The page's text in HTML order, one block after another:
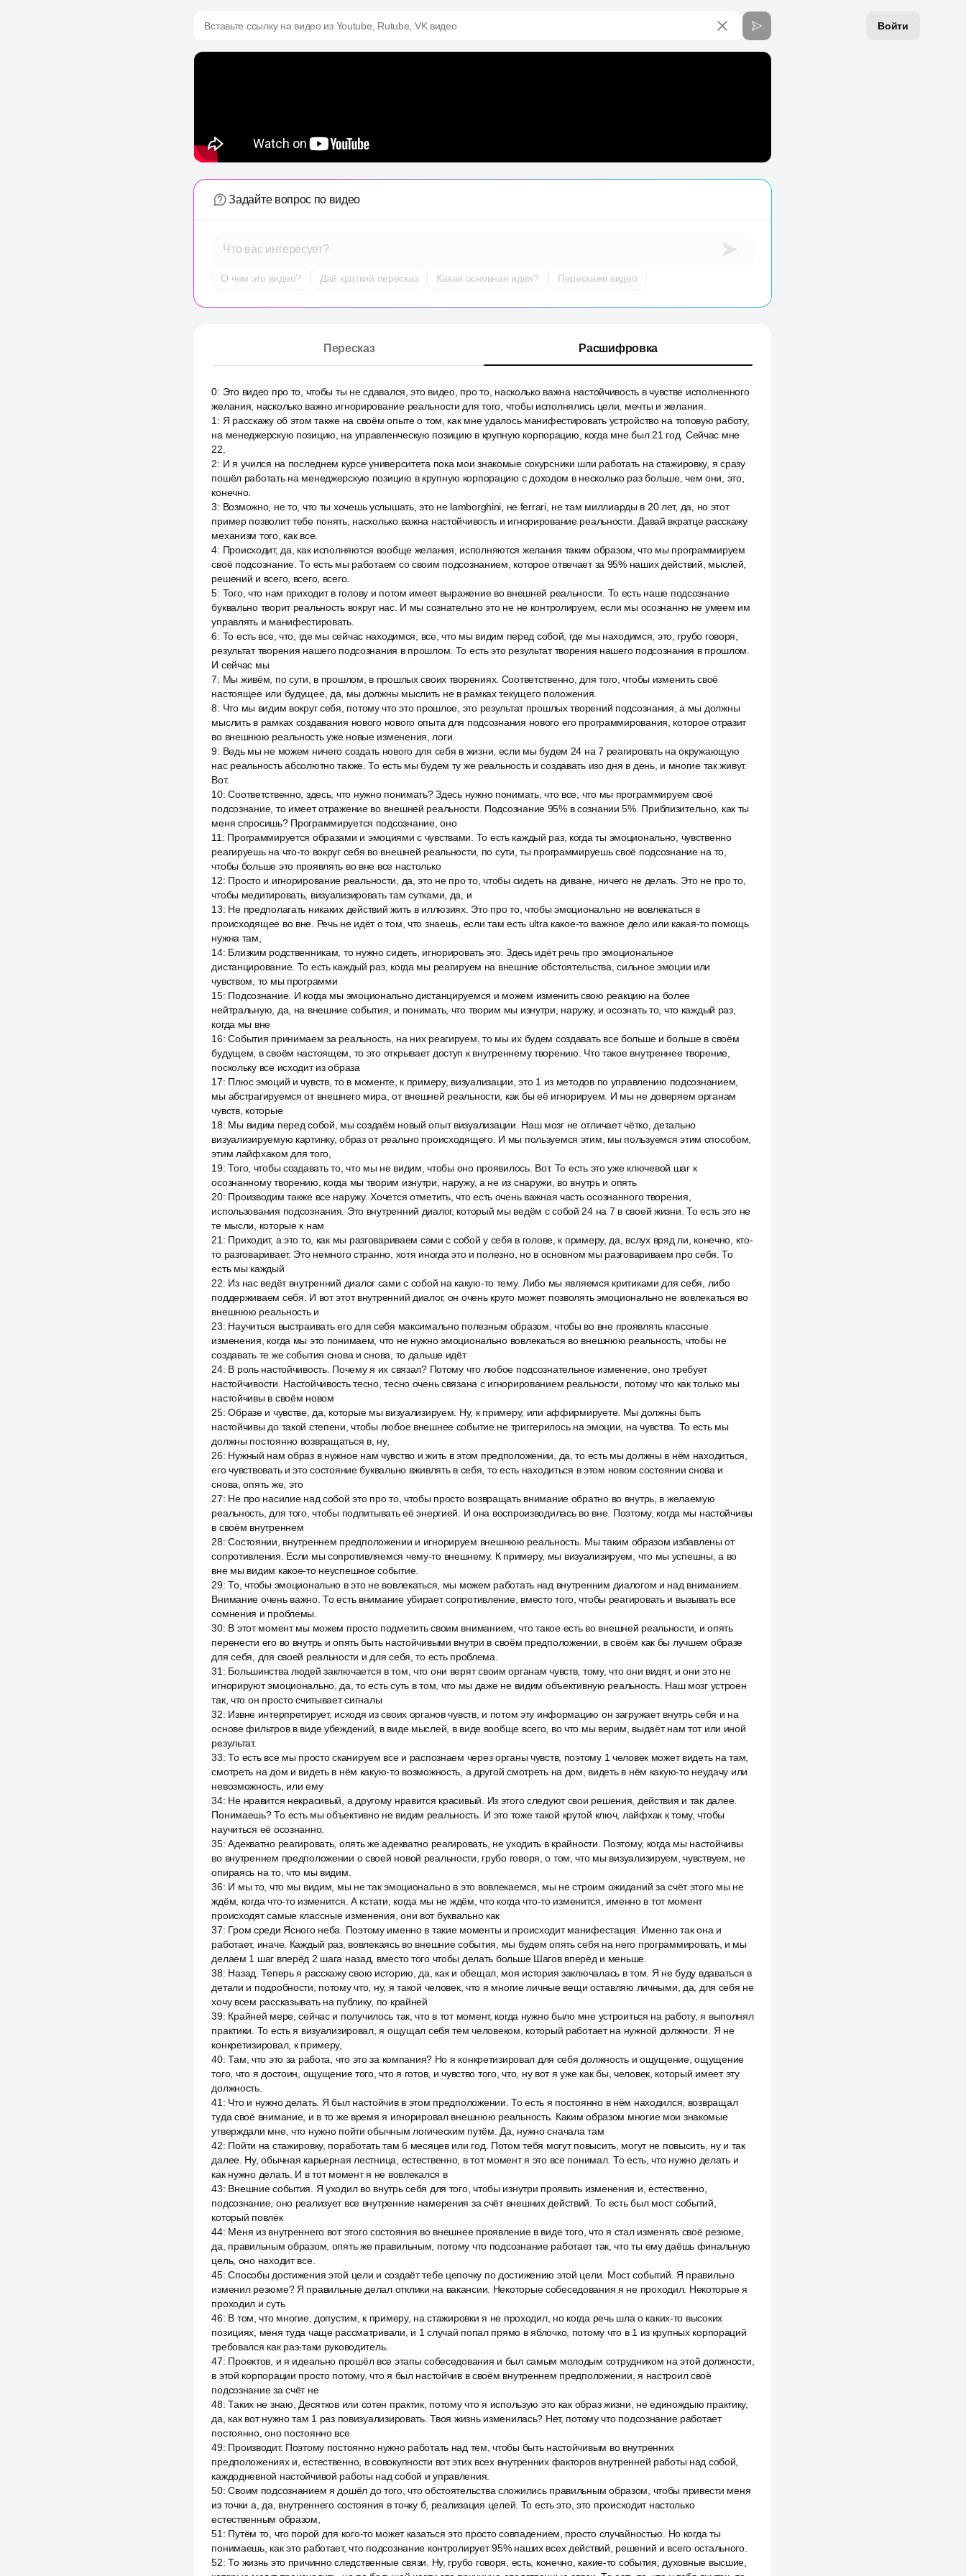
Войти
Вставьте ссылку на видео из Youtube, Rutube, VK видео
Задайте вопрос по видео
Что вас интересует?
О чем это видео? Дай краткий пересказ Какая основная идея? Перескажи видео
Пересказ Расшифровка
0: Это видео про то, чтобы ты не сдавался, это видео, про то, насколько важна настойчивость в чувстве исполненного
желания, насколько важно игнорирование реальности для того, чтобы исполнялись цели, мечты и желания.
1 : Я расскажу об этом также на своём опыте о том, как мне удалось манифестировать устройство на топовую работу,
на менеджерскую позицию, на управленческую позицию в крупную корпорацию, когда мне был 21 год. Сейчас мне
22.
2: И я учился на последнем курсе университета пока мои знакомые сокурсники шли работать на стажировку, я сразу
пошёл работать на менеджерскую позицию в крупную корпорацию с доходом в несколько раз больше, чем они, это,
конечно.
3: Возможно, не то, что ты хочешь услышать, это не lamborghini, не ferrari, не там миллиарды в 20 лет, да, но этот
пример позволит тебе понять, насколько важна настойчивость и игнорирование реальности. Давай вкратце расскажу
механизм того, как все.
4: Происходит, да, как исполняются вообще желания, исполняются желания таким образом, что мы программируем
своё подсознание. То есть мы работаем со своим подсознанием, которое отвечает за 95% наших действий, мыслей,
решений и всего, всего, всего.
5: Того, что нам приходит в голову и потом имеет выражение во внешней реальности. То есть наше подсознание
буквально творит реальность вокруг нас. И мы сознательно это не не контролируем, если мы осознанно не умеем им
управлять и манифестировать.
6: То есть все, что, где мы сейчас находимся, все, что мы видим перед собой, где мы находимся, это, грубо говоря,
результат творения нашего подсознания в прошлом. То есть это результат творения нашего подсознания в прошлом.
И сейчас мы
7: Мы живём, по сути, в прошлом, в прошлых своих творениях. Соответственно, для того, чтобы изменить своё
настоящее или будущее, да, мы должны мыслить не в рамках текущего положения.
8: Что мы видим вокруг себя, потому что это прошлое, это результат прошлых творений подсознания, а мы должны
мыслить в рамках создавания нового нового опыта для подсознания нового его программирования, которое отразит
во внешнюю реальность уже новые изменения, логи.
9: Ведь мы не можем ничего создать нового для себя в жизни, если мы будем 24 на 7 реагировать на окружающую
нас реальность абсолютно также. То есть мы будем ту же реальность и создавать изо дня в день, и многие так живут.
Вот.
10:Соответственно, здесь, что нужно понимать? Здесь нужно понимать, что все, что мы программируем своё
подсознание, то имеет отражение во внешней реальности. Подсознание 95% в сознании 5%. Приблизительно, как ты
меня спросишь? Программируется подсознание, оно
11 : Программируется образами и эмоциями с чувствами. То есть каждый раз, когда ты эмоционально, чувственно
реагируешь на что-то вокруг себя во внешней реальности, по сути, ты программируешь своё подсознание на то,
чтобы больше это проявлять во вне все настолько
12: Просто и игнорирование реальности, да, это не про то, чтобы сидеть на диване, ничего не делать. Это не про то,
чтобы медитировать, визуализировать там сутками, да, и
13: Не предполагать никаких действий жить в иллюзиях. Это про то, чтобы эмоционально не вовлекаться в
происходящее во вне. Речь не идёт о том, что знаешь, если там есть ultra какое-то важное дело или какая-то помощь
нужна там,
14: Близким родственникам, то нужно сидеть, игнорировать это. Здесь идёт речь про эмоциональное
дистанцирование. То есть каждый раз, когда мы реагируем на внешние обстоятельства, сильное эмоции или
чувством, то мы программи
15: Подсознание. И когда мы эмоционально дистанцируемся и можем изменить свою реакцию на более
нейтральную, да, на внешние события, и понимать, что творим мы изнутри, наружу, и осознать то, что каждый раз,
когда мы вне
16:События принимаем за реальность, на них реагируем, то мы их будем создавать все больше и больше в своём
будущем, в своём настоящем, то это открывает доступ к внутреннему творению. Что такое внутреннее творение,
поскольку все исходит из образа
17: Плюс эмоций и чувств, то в моменте, к примеру, визуализации, это 1 из методов по управлению подсознанием,
мы абстрагируемся от внешнего мира, от внешней реальности, как бы её игнорируем. И мы не доверяем органам
чувств, которые
18: Мы видим перед собой, мы создаём новый опыт визуализации. Наш мозг не отличает чётко, детально
визуализируемую картинку, образ от реально происходящего. И мы пользуемся этим, мы пользуемся этим способом,
этим лайфхаком для того,
19:Того, чтобы создавать то, что мы не видим, чтобы оно проявилось. Вот. То есть это уже ключевой шаг к
осознанному творению, когда мы творим изнутри, наружу, а не из снаружи, во внутрь и опять
20: Производим также все наружу. Хочется отметить, что есть очень важная часть осознанного творения,
использования подсознания. Это внутренний диалог, который мы ведём с собой 24 на 7 в своей жизни. То есть это не
те мысли, которые к нам
21 : Приходит, а это то, как мы разговариваем сами с собой у себя в голове, к примеру, да, вслух вряд ли, конечно, кто-
то разговаривает. Это немного странно, хотя иногда это и полезно, но в основном мы разговариваем про себя. То
есть мы каждый
22: Из нас ведёт внутренний диалог сами с собой на какую-то тему. Либо мы являемся критиками для себя, либо
поддерживаем себя. И вот этот внутренний диалог, он очень круто может позволять эмоционально не вовлекаться во
внешнюю реальность и
23: Научиться выстраивать его для себя максимально полезным образом, чтобы во вне проявлять классные
изменения, когда мы это понимаем, что не нужно эмоционально вовлекаться во внешнюю реальность, чтобы не
создавать те же события снова и снова, то дальше идёт
24: В роль настойчивость. Почему я их связал? Потому что любое подсознательное изменение, оно требует
настойчивости. Настойчивость тесно, тесно очень связана с игнорированием реальности, потому что как только мы
настойчивы в своём новом
25:Образе и чувстве, да, которые мы визуализируем. Ну, к примеру, или аффирмируете. Мы должны быть
настойчивы до такой степени, чтобы любое внешнее событие не триггерилось на эмоции, на чувства. То есть мы
должны постоянно возвращаться в, ну,
26: Нужный нам образ в нужное нам чувство и жить в этом предположении, да, то есть мы должны в нём находиться,
его чувствовать и это состояние буквально вживлять в себя, то есть находиться в этом новом состоянии снова и
снова, опять же, это
27: Не про насилие над собой это про то, чтобы просто возвращать внимание обратно во внутрь, в желаемую
реальность, для того, чтобы подпитывать её энергией. И она воспроизводилась во вне. Поэтому, когда мы настойчивы
в своём внутреннем
28:Состоянии, внутреннем предположении и игнорируем внешнюю реальность. Мы таким образом избавлены от
сопротивления. Если мы сопротивляемся чему-то внешнему. К примеру, мы визуализируем, что мы успешны, а во
вне мы видим какое-то неуспешное событие.
29:То, чтобы эмоционально в это не вовлекаться, мы можем работать над внутренним диалогом и над вниманием.
Внимание очень важно. То есть внимание убирает сопротивление, вместо того, чтобы реагировать и вызывать все
сомнения и проблемы.
30: В этот момент мы можем просто подметить своим вниманием, что такое есть во внешней реальности, и опять
перенести его во внутрь и опять быть настойчивыми внутри в своём предположении, в своём как бы лучшем образе
для себя, для своей реальности и для себя, то есть проблема.
31 : Большинства людей заключается в том, что они верят своим органам чувств, тому, что они видят, и они это не
игнорируют эмоционально, да, то есть суть в том, что мы даже не видим объективную реальность. Наш мозг устроен
так, что он просто считывает сигналы
32: Извне интерпретирует, исходя из своих органов чувств, и потом эту информацию он загружает внутрь себя и на
основе фильтров в виде убеждений, в виде мыслей, в виде вообще всего, во что мы верим, выдаёт нам тот или иной
результат.
33:То есть все мы просто сканируем все и распознаем через органы чувств, поэтому 1 человек может видеть на там,
смотреть на дом и видеть в нём какую-то возможность, а другой смотреть на дом, видеть в нём какую-то неудачу или
невозможность, или ему
34: Не нравится некрасивый, а другому нравится красивый. Из этого следуют свои решения, действия и так далее.
Понимаешь? То есть мы объективно не видим реальность. И это тоже такой крутой ключ, лайфхак к тому, чтобы
научиться её осознанно.
35:Адекватно реагировать, опять же адекватно реагировать, не уходить в крайности. Поэтому, когда мы настойчивы
во внутреннем предположении о своей новой реальности, грубо говоря, о том, что мы визуализируем, чувствуем, не
опираясь на то, что мы видим.
36: И мы то, что мы видим, мы не так эмоционально в это вовлекаемся, мы не строим ожиданий за счёт этого мы не
ждём, когда что-то изменится. А кстати, когда мы не ждём, что когда что-то изменится, именно в тот момент
происходят самые классные изменения, они вот буквально как
37: Гром среди Ясного неба. Поэтому именно в такие моменты и происходит манифестация. Именно так она и
работает, иначе. Каждый раз, вовлекаясь во внешние события, мы будем опять себя на него программировать, и мы
делаем 1 шаг вперёд 2 шага назад, вместо того чтобы делать больше Шагов вперёд и меньше.
38: Назад. Теперь я расскажу свою историю, да, как и обещал, моя история заключалась в том. Я не буду вдаваться в
детали и подробности, потому что, ну, я такой человек, что я многие личные вещи оставляю личными, да, для себя не
хочу всем рассказывать на публику, по крайней
39: Крайней мере, сейчас и получилось так, что в тот момент, когда нужно было мне устроиться на работу, я выполнял
практики. То есть я визуализировал, я ощущал себя тем человеком, который работает на нужной должности. Я не
конкретизировал, к примеру,
40:Там, что это за работа, что это за компания? Но я конкретизировал для себя должность и ощущение, ощущение
того, что я достоин, ощущение того, что я готов, и чувство того, что, ну вот я уже как бы, человек, который имеет эту
должность.
41 : Что и нужно делать. Я был настойчив в этом предположении. То есть я постоянно в нём находился, возвращал
туда своё внимание, и в то же время я игнорировал внешнюю реальность. Каким образом многие мои знакомые
утверждали мне, что нужно пойти обычным логическим путём. Да, нужно сначала там
42: Пойти на стажировку, поработать там 6 месяцев или год. Потом тебя могут повысить, могут не повысить, ну и так
далее. Ну, обычная карьерная лестница, естественно, в тот момент я это все понимал. То есть, что нужно делать и
как нужно делать. И в тот момент я не вовлекался в
43: Внешние события. Я уходил во внутрь себя для того, чтобы изнутри проявить изменения и, естественно,
подсознание, оно реализует все внутренние намерения за счёт внешних действий. То есть был мост событий,
который повлёк
44: Меня из внутреннего вот этого состояния во внешнее проявление в виде того, что я стал изменять своё резюме,
да, правильным образом, опять же правильным, потому что подсознание работает так, что ты ему даёшь финальную
цель, оно находит все.
45:Способы достижения этой цели и создаёт тебе цепочку по достижению этой цели. Мост событий. Я правильно
изменил резюме? Я правильные делал отклики на вакансии. Некоторые собеседования я не проходил. Некоторые я
проходил и суть
46: В том, что многие, допустим, к примеру, на стажировки я не проходил, но когда речь шла о каких-то высоких
позициях, меня туда чаще рассматривали, и 1 случай попал прямо в яблочко, потому что в 1 из крупных корпораций
требовался как раз-таки руководитель.
47: Проектов, и я идеально прошёл все этапы собеседования и был самым молодым сотрудником на этой должности,
в этой корпорации просто потому, что я был настойчив в своём внутреннем предположении, я настроил своё
подсознание за счёт не
48:Таких не знаю, Десятков или сотен практик, потому что я использую это как образ жизни, не единождыю практику,
да, как вот нужно там 1 раз повизуализировать. Твоя жизнь изменилась? Нет, потому что подсознание работает
постоянно, оно постоянно все
49: Производит. Поэтому постоянно нужно работать над тем, чтобы быть настойчивым во внутренних
предположениях и, естественно, в совокупности вот этих всех внутренних факторов внутренней работы над собой,
каждодневной настойчивой работы над собой и управления.
50:Своим подсознанием я дошёл до того, что обстоятельства сложились правильным образом, чтобы привести меня
из точки а, да, внутреннего состояния в точку б, реализация целей. То есть это, это происходит настолько
естественным образом,
51 : Путём то, что порой для кого-то может казаться это просто совпадением, просто случайностью. Но когда ты
понимаешь, как это работает, что подсознание контролирует 95% наших всех действий, решений и всего остального.
52:То жизнь это причинно следственные связи. Ну, грубо говоря, есть, конечно, какие-то события, духовные высшие,